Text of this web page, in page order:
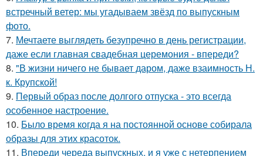
встречный ветер: мы угадываем звёзд по выпускным
фото.
7. Мечтаете выглядеть безупречно в день регистрации,
даже если главная свадебная церемония - впереди?
8. "В жизни ничего не бывает даром, даже взаимность Н.
к. Крупской!
9. Первый образ после долгого отпуска - это всегда
особенное настроение.
10. Было время когда я на постоянной основе собирала
образы для этих красоток.
11. Впереди череда выпускных, и я уже с нетерпением